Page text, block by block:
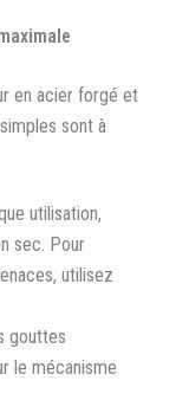
en acier forgé et
sont à
utilisation,
sec. Pour
utilisez
gouttes
le mécanisme